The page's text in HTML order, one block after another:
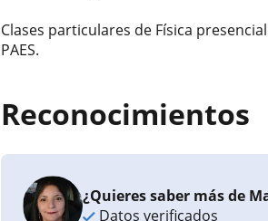
Clases particulares de Física
PAES.
Reconocimientos
¿Quieres saber más de
Datos verificados